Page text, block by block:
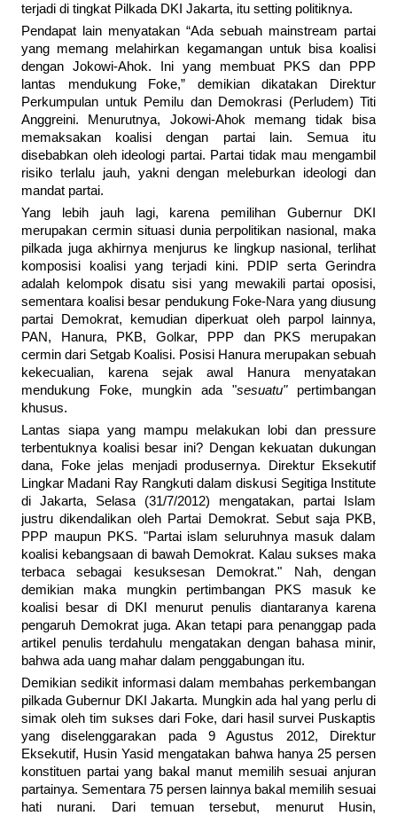
terjadi di tingkat Pilkada DKI Jakarta, itu setting politiknya.
Pendapat lain menyatakan “Ada sebuah mainstream partai
yang memang melahirkan kegamangan untuk bisa koalisi
dengan Jokowi-Ahok. Ini yang membuat PKS dan PPP
lantas mendukung Foke,” demikian dikatakan Direktur
Perkumpulan untuk Pemilu dan Demokrasi (Perludem) Titi
Anggreini. Menurutnya, Jokowi-Ahok memang tidak bisa
memaksakan koalisi dengan partai lain. Semua itu
disebabkan oleh ideologi partai. Partai tidak mau mengambil
risiko terlalu jauh, yakni dengan meleburkan ideologi dan
mandat partai.
Yang lebih jauh lagi, karena pemilihan Gubernur DKI
merupakan cermin situasi dunia perpolitikan nasional, maka
pilkada juga akhirnya menjurus ke lingkup nasional, terlihat
komposisi koalisi yang terjadi kini. PDIP serta Gerindra
adalah kelompok disatu sisi yang mewakili partai oposisi,
sementara koalisi besar pendukung Foke-Nara yang diusung
partai Demokrat, kemudian diperkuat oleh parpol lainnya,
PAN, Hanura, PKB, Golkar, PPP dan PKS merupakan
cermin dari Setgab Koalisi. Posisi Hanura merupakan sebuah
kekecualian, karena sejak awal Hanura menyatakan
mendukung Foke, mungkin ada "sesuatu"pertimbangan
khusus.
Lantas siapa yang mampu melakukan lobi dan pressure
terbentuknya koalisi besar ini? Dengan kekuatan dukungan
dana, Foke jelas menjadi produsernya. Direktur Eksekutif
Lingkar Madani Ray Rangkuti dalam diskusi Segitiga Institute
di Jakarta, Selasa (31/7/2012) mengatakan, partai Islam
justru dikendalikan oleh Partai Demokrat. Sebut saja PKB,
PPP maupun PKS. "Partai islam seluruhnya masuk dalam
koalisi kebangsaan di bawah Demokrat. Kalau sukses maka
terbaca sebagai kesuksesan Demokrat." Nah, dengan
demikian maka mungkin pertimbangan PKS masuk ke
koalisi besar di DKI menurut penulis diantaranya karena
pengaruh Demokrat juga. Akan tetapi para penanggap pada
artikel penulis terdahulu mengatakan dengan bahasa minir,
bahwa ada uang mahar dalam penggabungan itu.
Demikian sedikit informasi dalam membahas perkembangan
pilkada Gubernur DKI Jakarta. Mungkin ada hal yang perlu di
simak oleh tim sukses dari Foke, dari hasil survei Puskaptis
yang diselenggarakan pada 9 Agustus 2012, Direktur
Eksekutif, Husin Yasid mengatakan bahwa hanya 25 persen
konstituen partai yang bakal manut memilih sesuai anjuran
partainya. Sementara 75 persen lainnya bakal memilih sesuai
hati nurani. Dari temuan tersebut, menurut Husin,